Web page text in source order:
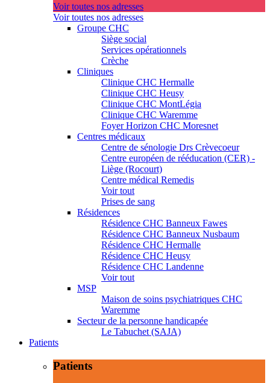
Voir toutes nos adresses
Voir toutes nos adresses
Groupe CHC
Siège social
Services opérationnels
Crèche
Cliniques
Clinique CHC Hermalle
Clinique CHC Heusy
Clinique CHC MontLégia
Clinique CHC Waremme
Foyer Horizon CHC Moresnet
Centres médicaux
Centre de sénologie Drs Crèvecoeur
Centre européen de rééducation (CER) -
Liège (Rocourt)
Centre médical Remedis
Voir tout
Prises de sang
Résidences
Résidence CHC Banneux Fawes
Résidence CHC Banneux Nusbaum
Résidence CHC Hermalle
Résidence CHC Heusy
Résidence CHC Landenne
Voir tout
MSP
Maison de soins psychiatriques CHC
Waremme
Secteur de la personne handicapée
Le Tabuchet (SAJA)
Patients
Patients